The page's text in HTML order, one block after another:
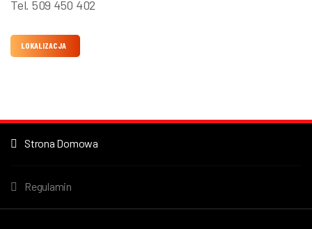
Tel. 509 450 402
LOKALIZACJA
Strona Domowa
Regulamin